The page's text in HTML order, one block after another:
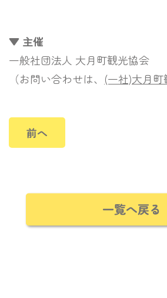
▼ 主催
一般社団法人 大月町観光協会
（お問い合わせは、 (一社)大月
前へ